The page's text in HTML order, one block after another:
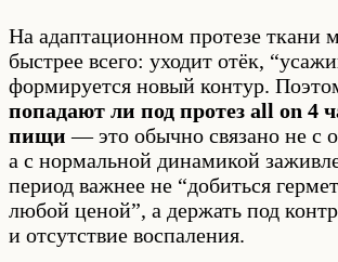
На адаптационном протезе ткани
быстрее всего: уходит отёк,
формируется новый контур.
попадают ли под протез all on 4
пищи — это обычно связано не с
а с нормальной динамикой
период важнее не “добиться
любой ценой”, а держать под
и отсутствие воспаления.